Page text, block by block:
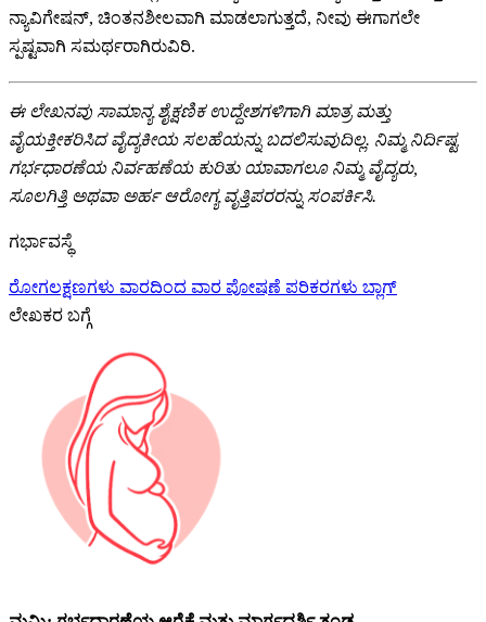
ನ್ಯಾವಿಗೇಷನ್, ಚಿಂತನಶೀಲವಾಗಿ ಮಾಡಲಾಗುತ್ತದೆ, ನೀವು ಈಗಾಗಲೇ
ಸ್ಪಷ್ಟವಾಗಿ ಸಮರ್ಥರಾಗಿರುವಿರಿ.
ಈ ಲೇಖನವು ಸಾಮಾನ್ಯ ಶೈಕ್ಷಣಿಕ ಉದ್ದೇಶಗಳಿಗಾಗಿ ಮಾತ್ರ ಮತ್ತು
ವೈಯಕ್ತೀಕರಿಸಿದ ವೈದ್ಯಕೀಯ ಸಲಹೆಯನ್ನು ಬದಲಿಸುವುದಿಲ್ಲ. ನಿಮ್ಮ ನಿರ್ದಿಷ್ಟ
ಗರ್ಭಧಾರಣೆಯ ನಿರ್ವಹಣೆಯ ಕುರಿತು ಯಾವಾಗಲೂ ನಿಮ್ಮ ವೈದ್ಯರು,
ಸೂಲಗಿತ್ತಿ ಅಥವಾ ಅರ್ಹ ಆರೋಗ್ಯ ವೃತ್ತಿಪರರನ್ನು ಸಂಪರ್ಕಿಸಿ.
ಗರ್ಭಾವಸ್ಥೆ
ರೋಗಲಕ್ಷಣಗಳು ವಾರದಿಂದ ವಾರ ಪೋಷಣೆ ಪರಿಕರಗಳು ಬ್ಲಾಗ್
ಲೇಖಕರ ಬಗ್ಗೆ